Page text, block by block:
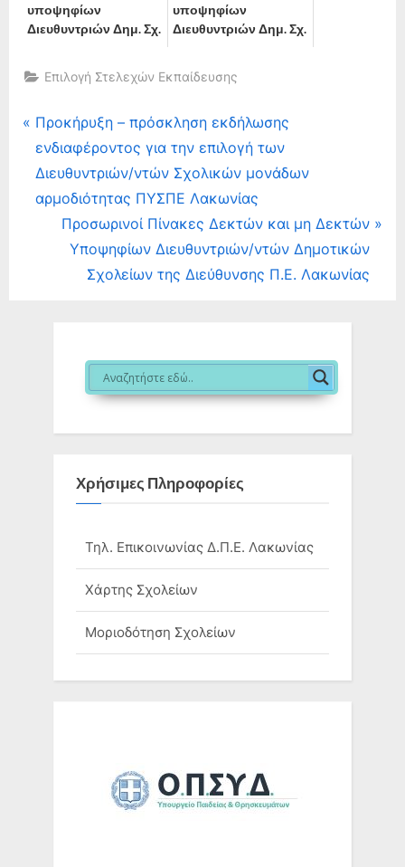
υποψηφίων
Διευθυντριών Δημ. Σχ.
19 Αυγούστου, 2025
υποψηφίων
Διευθυντριών Δημ. Σχ.
12 Αυγούστου, 2025
Επιλογή Στελεχών Εκπαίδευσης
Πλοήγηση
άρθρων
P
r
e
v
Προκήρυξη – πρόσκληση εκδήλωσης
ενδιαφέροντος για την επιλογή των
Διευθυντριών/ντών Σχολικών μονάδων
αρμοδιότητας ΠΥΣΠΕ Λακωνίας
N
Προσωρινοί Πίνακες Δεκτών και μη Δεκτών
Υποψηφίων Διευθυντριών/ντών Δημοτικών
Σχολείων της Διεύθυνσης Π.Ε. Λακωνίας
Χρήσιμες Πληροφορίες
Τηλ. Επικοινωνίας Δ.Π.Ε. Λακωνίας
Χάρτης Σχολείων
Μοριοδότηση Σχολείων